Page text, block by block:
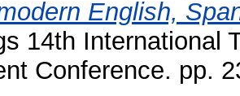
English,
14th International
Conference. pp.